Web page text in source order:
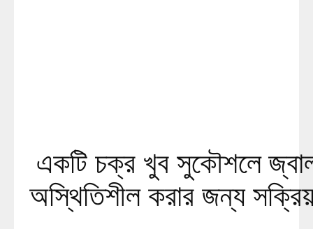
একটি চক্র খুব সুকৌশলে
অস্থিতিশীল করার জন্য